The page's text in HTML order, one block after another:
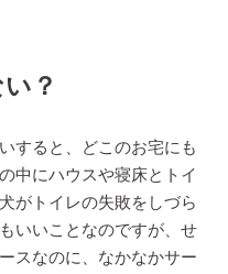
？
すると、どこのお宅にも
中にハウスや寝床とトイ
がトイレの失敗をしづら
いいことなのですが、せ
スなのに、なかなかサー